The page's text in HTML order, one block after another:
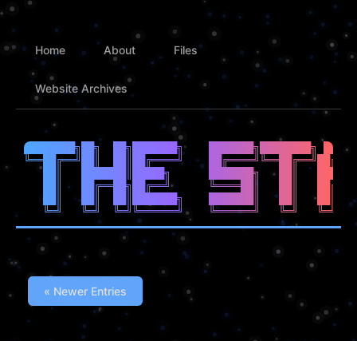
Home About Files
Website Archives
████████╗██╗  ██╗███████╗    ███████╗████████╗
╚══██╔══╝██║  ██║██╔════╝
██║   ███████║█████╗      ███████╗   ██║
██║   ██╔══██╗██╔══╝      ╚════██║   ██║
██║   ██║  ██║███████╗    ███████║   ██║   ██║
« Newer Entries